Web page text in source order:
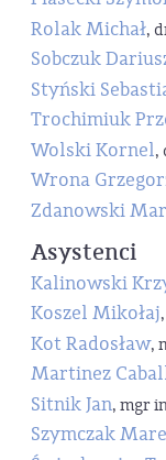
Rolak Michał,
Sobczuk
Styński
Trochimiuk
Wolski Kornel,
Wrona
Zdanowski
Asystenci
Kalinowski
Koszel Mikołaj
Kot Radosław,
Martinez
Sitnik Jan, mgr
Szymczak